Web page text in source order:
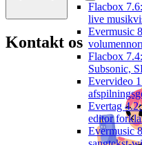
Flacbox
live
Evermusic
Flacbox
Subsonic,
Evervideo
Evertag
editor
Evermusic
Kontakt os